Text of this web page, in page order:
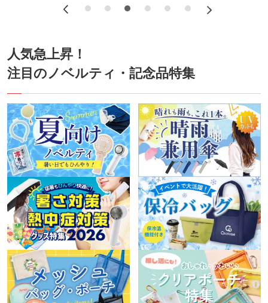
人気急上昇！
注目のノベルティ・記念品特集